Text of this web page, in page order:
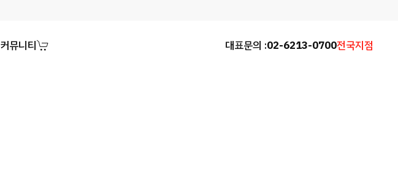
커뮤니티 대표문의 :02-6213-0700전국지점